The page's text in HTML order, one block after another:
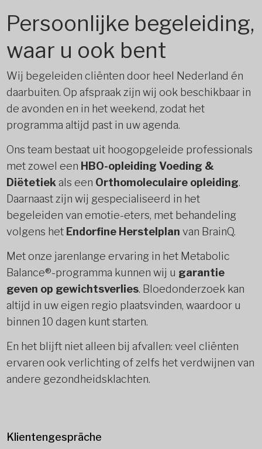
Persoonlijke begeleiding,
waar u ook bent
Wij begeleiden cliënten door heel Nederland én
daarbuiten. Op afspraak zijn wij ook beschikbaar in
de avonden en in het weekend, zodat het
programma altijd past in uw agenda.
Ons team bestaat uit hoogopgeleide professionals
met zowel een HBO-opleiding Voeding &
Diëtetiek als een Orthomoleculaire opleiding.
Daarnaast zijn wij gespecialiseerd in het
begeleiden van emotie-eters, met behandeling
volgens het Endorfine Herstelplan van BrainQ.
Met onze jarenlange ervaring in het Metabolic
Balance®-programma kunnen wij u garantie
geven op gewichtsverlies. Bloedonderzoek kan
altijd in uw eigen regio plaatsvinden, waardoor u
binnen 10 dagen kunt starten.
En het blijft niet alleen bij afvallen: veel cliënten
ervaren ook verlichting of zelfs het verdwijnen van
andere gezondheidsklachten.
Klientengespräche